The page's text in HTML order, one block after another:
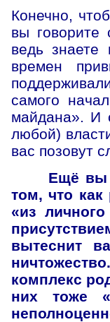
Конечно,
вы говорите
ведь знаете
времен
самого
майдана». И
любой)
вас позовут
Ещё вы
том, что
«из
вытеснит
комплекс
них тоже